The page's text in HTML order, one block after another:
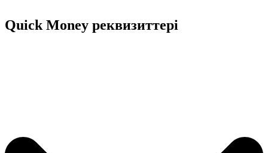
Quick Money реквизиттері